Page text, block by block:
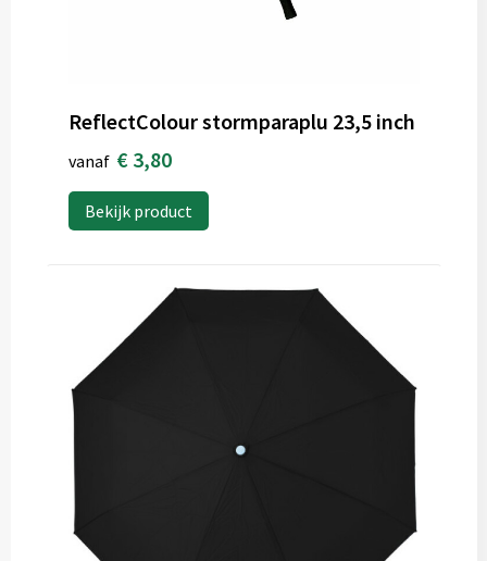
ReflectColour stormparaplu 23,5 inch
vanaf € 3,80
Bekijk product